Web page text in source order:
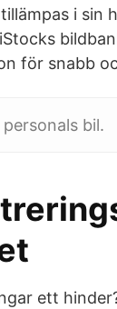
i sin
för snabb
bil.
ett